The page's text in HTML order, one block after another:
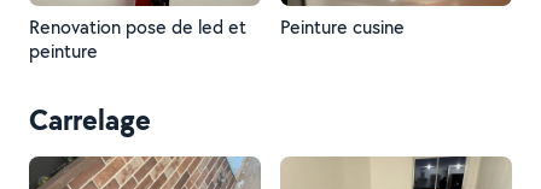
Renovation pose de led et
peinture
Peinture cusine
Carrelage